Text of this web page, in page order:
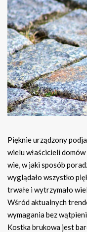
Pięknie urządzony
wielu właścicieli
wie, w jaki sposób
wyglądało wszystko
trwałe i wytrzymało
Wśród aktualnych
wymagania bez
Kostka brukowa jest